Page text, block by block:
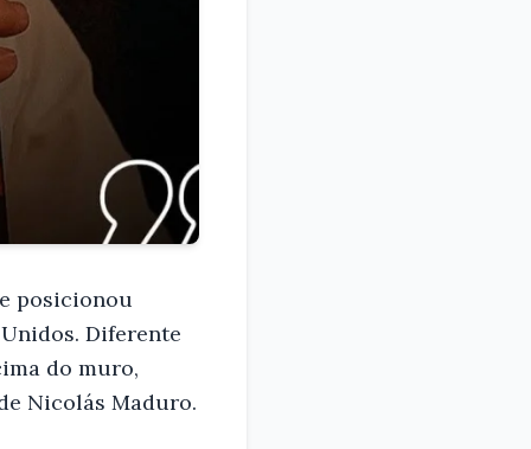
posicionou
Diferente
do muro,
Nicolás Maduro.